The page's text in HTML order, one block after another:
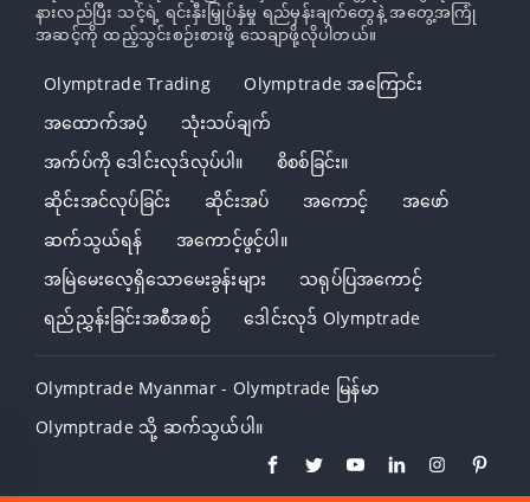
နားလည်ပြီး သင့်ရဲ့ ရင်းနှီးမြှုပ်နှံမှု ရည်မှန်းချက်တွေနဲ့ အတွေ့အကြုံ
အဆင့်ကို ထည့်သွင်းစဉ်းစားဖို့ သေချာဖို့လိုပါတယ်။
Olymptrade Trading
Olymptrade အကြောင်း
အထောက်အပံ့
သုံးသပ်ချက်
အက်ပ်ကို ဒေါင်းလုဒ်လုပ်ပါ။
စိစစ်ခြင်း။
ဆိုင်းအင်လုပ်ခြင်း
ဆိုင်းအပ် အကောင့်
အဖော်
ဆက်သွယ်ရန်
အကောင့်ဖွင့်ပါ။
အမြဲမေးလေ့ရှိသောမေးခွန်းများ
သရုပ်ပြအကောင့်
ရည်ညွှန်းခြင်းအစီအစဉ်
ဒေါင်းလုဒ် Olymptrade
Olymptrade Myanmar - Olymptrade မြန်မာ
Olymptrade သို့ ဆက်သွယ်ပါ။